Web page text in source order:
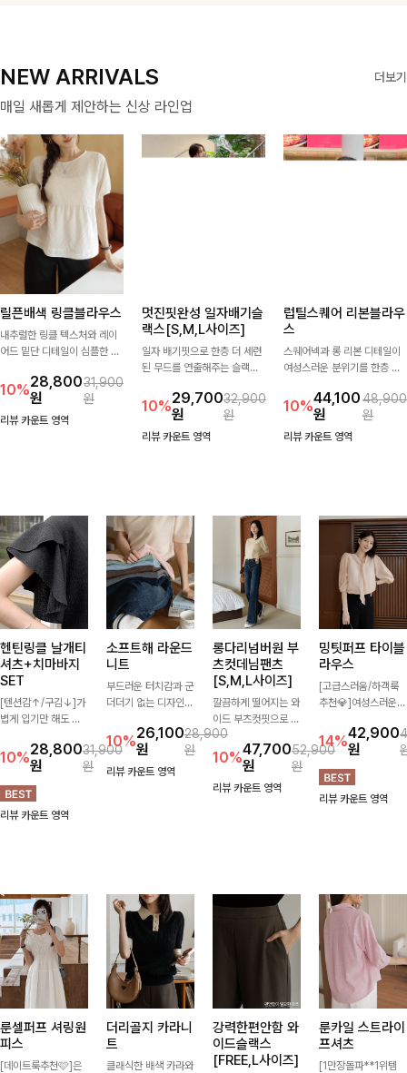
NEW ARRIVALS 더보기
매일 새롭게 제안하는 신상 라인업
릴픈배색 링클블라우스
내추럴한 링클 텍스처와 레이
어드 밑단 디테일이 심플한 디
볍게 툭 입기만 해도 멋스러운
스타일을 완성해드려요- 여유
로운 핏으로 군살은 자연스럽
10%28,800
원
31,900
원
리뷰 카운트 영역
멋진핏완성 일자배기슬
랙스[S,M,L사이즈]
일자 배기핏으로 한층 더 세련
된 무드를 연출해주는 슬랙스
장으로 상의를 어떤 스타일과
매치해도 멋스럽게 완성돼요.
10%29,700
원
32,900
원
리뷰 카운트 영역
럽틸스퀘어 리본블라우
스
스퀘어넥과 롱 리본 디테일이
여성스러운 분위기를 한층 더
스럽게 잡힌 셔링과 봉긋한 소
매가 여리한 실루엣을 연출해
특별한 날은 물론 데일리룩으
10%44,100
원
48,900
원
리뷰 카운트 영역
헨틴링클 날개티
셔츠+치마바지
SET
[텐션감↑/구김↓]가
볍게 입기만 해도 코
아이템으로, 자연스럽
게 퍼지는 프릴 날개
소매가 우아한 포인트
를 더해드립니다💕
잔잔한 링클 텍스처
10%28,800
원
31,900
원
리뷰 카운트 영역
소프트해 라운드
니트
부드러운 터치감과 군
더더기 없는 디자인으
체제작 니트입니다.
자연스럽게 떨어지는
여유핏과 깔끔한 라운
10%26,100
원
28,900
원
리뷰 카운트 영역
롱다리넘버원 부
츠컷데님팬츠
[S,M,L사이즈]
깔끔하게 떨어지는 와
이드 부츠컷핏으로 다
리 라인을 길어 보이
게 연출해주는 데님
팬츠입니다. 은은한
워싱이 더해져 캐주얼
10%47,700
원
52,900
원
리뷰 카운트 영역
밍팃퍼프 타이블
라우스
[고급스러움/하객룩
추천💎]여성스러운
디테일이 어우러져 우
아한 무드를 완성해주
는 7부 블라우스 🤍
여유로운 7부 소매로
편안하게 착용되며 데
14%42,900
원
리뷰 카운트 영역
룬셀퍼프 셔링원
피스
[데이트룩추천🩷]은
더리골지 카라니
트
클래식한 배색 카라와
강력한편안함 와
이드슬랙스
[FREE,L사이즈]
룬카일 스트라이
프셔츠
[1만장돌파**1위템